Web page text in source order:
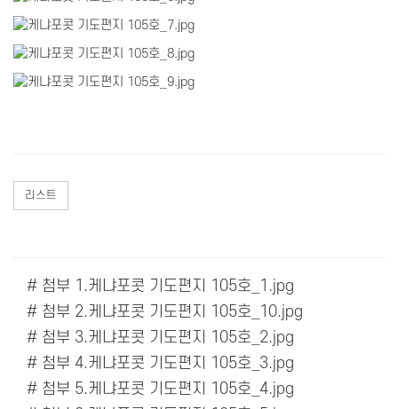
리스트
# 첨부 1.케냐포콧 기도편지 105호_1.jpg
# 첨부 2.케냐포콧 기도편지 105호_10.jpg
# 첨부 3.케냐포콧 기도편지 105호_2.jpg
# 첨부 4.케냐포콧 기도편지 105호_3.jpg
# 첨부 5.케냐포콧 기도편지 105호_4.jpg